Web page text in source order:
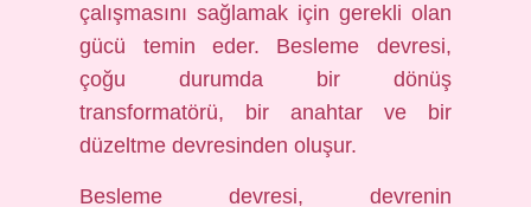
çalışmasını sağlamak için gerekli olan
gücü temin eder. Besleme devresi,
çoğu durumda bir dönüş
transformatörü, bir anahtar ve bir
düzeltme devresinden oluşur.
Besleme devresi, devrenin